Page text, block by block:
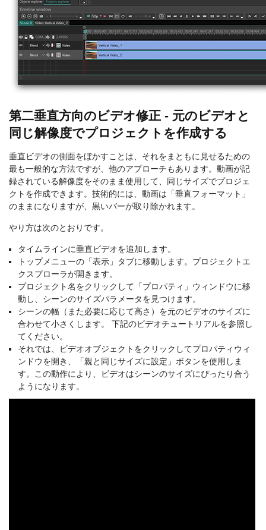
第二垂直方向のビデオ修正 - 元のビデオと
同じ解像度でプロジェクトを作成する
垂直ビデオの側面をぼかすことは、それをまともに見せるための
最も一般的な方法ですが、他のアプローチもあります。動画が記
録されている解像度をそのまま使用して、同じサイズでプロジェ
クトを作成できます。技術的には、動画は「垂直フォーマット」
のままになりますが、黒いバーが取り除かれます。
やり方は次のとおりです。
タイムラインに垂直ビデオを追加します。
トップメニューの「表示」タブに移動します。プロジェクトエ
クスプローラが開きます。
プロジェクト名をクリックして「プロパティ」ウィンドウに移
動し、シーンのサイズパラメータを見つけます。
シーンの幅（また必要に応じて高さ）を元のビデオのサイズに
合わせて小さくします。 下記のビデオチュートリアルを参照し
てください。
それでは、ビデオオブジェクトをクリックしてプロパティウィ
ンドウを開き、「親と同じサイズに設定」ボタンを使用しま
す。この動作により、ビデオはシーンのサイズにぴったり合う
ようになります。